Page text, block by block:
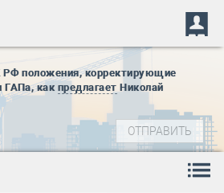
РФ положения, корректирующие
ГАПа, как предлагает Николай